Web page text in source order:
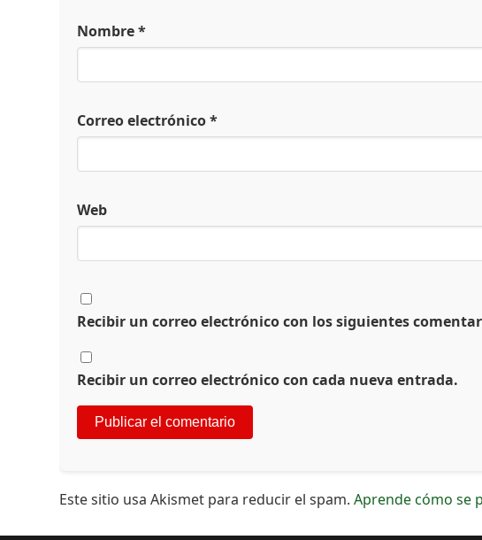
Nombre*
Correo electrónico*
Web
Recibir un correo electrónico con los siguientes
Recibir un correo electrónico con cada nueva entrada.
Este sitio usa Akismet para reducir el spam.Aprende cómo se